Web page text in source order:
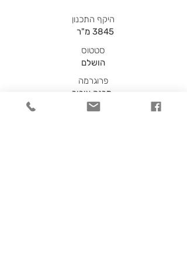
היקף התכנון
מ"ר 3845
סטטוס
הושלם
פרוגרמה
מיקום